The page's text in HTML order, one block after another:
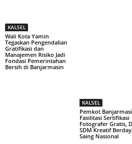
KALSEL
Wali Kota Yamin
Tegaskan Pengendalian
Gratifikasi dan
Manajemen Risiko Jadi
Fondasi Pemerintahan
Bersih di Banjarmasin
KALSEL
Pemkot
Fasilitasi Sertifikasi
Fotografer Gratis,
SDM Kreatif
Saing Nasional